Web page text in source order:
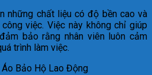
những chất liệu có độ bền cao và
việc. Việc này không chỉ giúp
bảo rằng nhân viên luôn cảm
trình làm việc.
Áo Bảo Hộ Lao Động